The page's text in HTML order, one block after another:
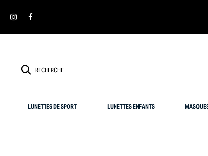
LUNETTES DE SPORT LUNETTES ENFANTS